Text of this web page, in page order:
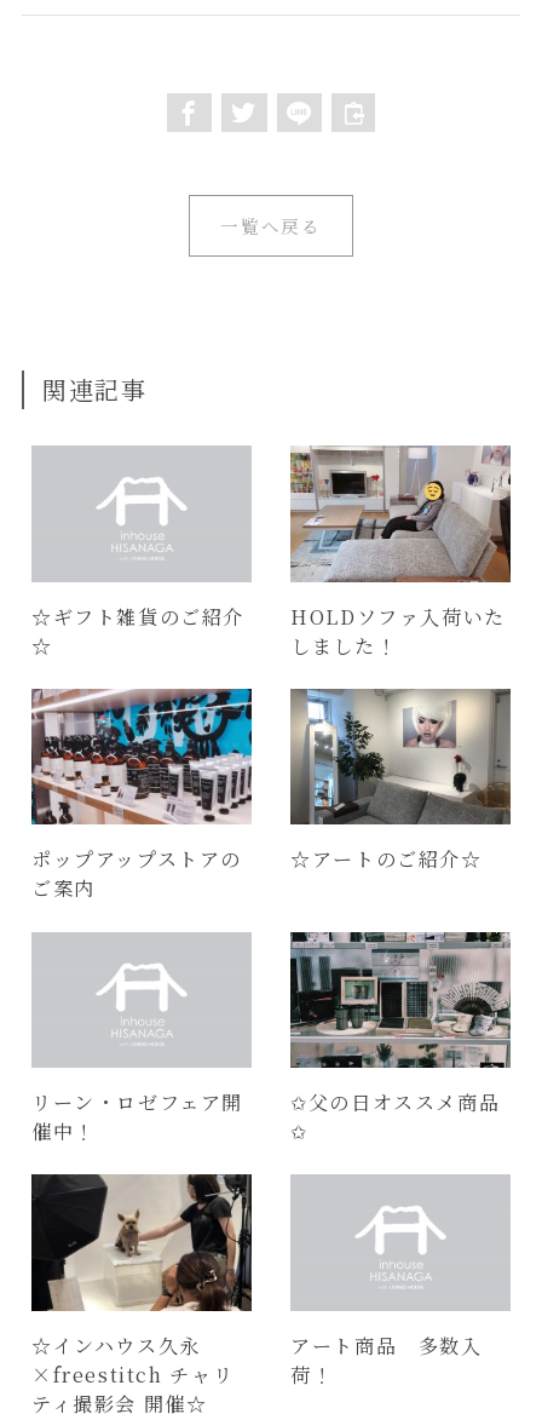
一覧へ戻る
関連記事
☆ギフト雑貨のご紹介
☆
HOLDソファ入荷いた
しました！
ポップアップストアの
ご案内
☆アートのご紹介☆
リーン・ロゼフェア開
催中！
✩父の日オススメ商品
✩
☆インハウス久永
×freestitch チャリ
ティ撮影会 開催☆
アート商品 多数入
荷！